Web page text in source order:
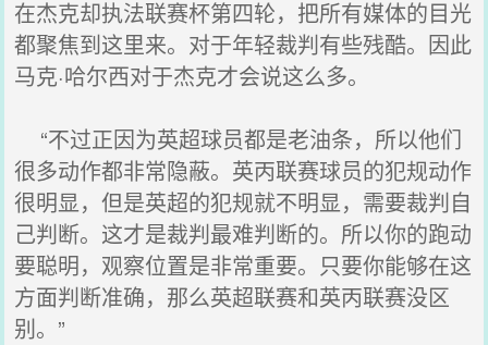
在杰克却执法联赛杯第四轮，把所有媒体的目光
都聚焦到这里来。对于年轻裁判有些残酷。因此
马克·哈尔西对于杰克才会说这么多。
“不过正因为英超球员都是老油条，所以他们
很多动作都非常隐蔽。英丙联赛球员的犯规动作
很明显，但是英超的犯规就不明显，需要裁判自
己判断。这才是裁判最难判断的。所以你的跑动
要聪明，观察位置是非常重要。只要你能够在这
方面判断准确，那么英超联赛和英丙联赛没区
别。”